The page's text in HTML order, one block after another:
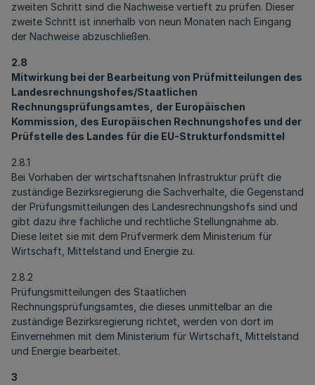
zweiten Schritt sind die Nachweise vertieft zu prüfen. Dieser
zweite Schritt ist innerhalb von neun Monaten nach Eingang
der Nachweise abzuschließen.
2.8
Mitwirkung bei der Bearbeitung von Prüfmitteilungen des
Landesrechnungshofes/Staatlichen
Rechnungsprüfungsamtes,
der Europäischen
Kommission, des Europäischen Rechnungshofes und der
Prüfstelle des Landes für die EU-Strukturfondsmittel
2.8.1
Bei Vorhaben der wirtschaftsnahen Infrastruktur prüft die
zuständige Bezirksregierung die Sachverhalte, die Gegenstand
der Prüfungsmitteilungen des Landesrechnungshofs sind und
gibt dazu ihre fachliche und rechtliche Stellungnahme ab.
Diese leitet sie mit dem Prüfvermerk dem Ministerium für
Wirtschaft, Mittelstand und Energie zu.
2.8.2
Prüfungsmitteilungen des Staatlichen
Rechnungsprüfungsamtes, die dieses unmittelbar an die
zuständige Bezirksregierung richtet, werden von dort im
Einvernehmen mit dem Ministerium für Wirtschaft, Mittelstand
und Energie bearbeitet.
3